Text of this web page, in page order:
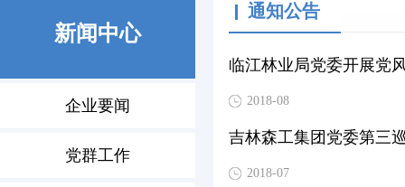
新闻中心
企业要闻
党群工作
通知公告
临江林业局党委开展党
2018-08
吉林森工集团党委第三
2018-07